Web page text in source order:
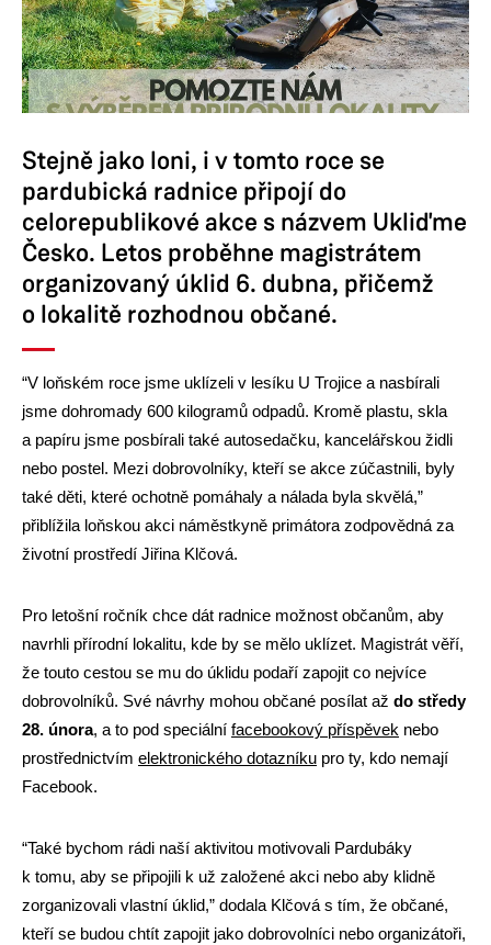
Stejně jako loni, i v tomto roce se
pardubická radnice připojí do
celorepublikové akce s názvem Ukliďme
Česko. Letos proběhne magistrátem
organizovaný úklid 6. dubna, přičemž
o lokalitě rozhodnou občané.
“V loňském roce jsme uklízeli v lesíku U Trojice a nasbírali
jsme dohromady 600 kilogramů odpadů. Kromě plastu, skla
a papíru jsme posbírali také autosedačku, kancelářskou židli
nebo postel. Mezi dobrovolníky, kteří se akce zúčastnili, byly
také děti, které ochotně pomáhaly a nálada byla skvělá,”
přiblížila loňskou akci náměstkyně primátora zodpovědná za
životní prostředí Jiřina Klčová.
Pro letošní ročník chce dát radnice možnost občanům, aby
navrhli přírodní lokalitu, kde by se mělo uklízet. Magistrát věří,
že touto cestou se mu do úklidu podaří zapojit co nejvíce
dobrovolníků. Své návrhy mohou občané posílat až do středy
28. února, a to pod speciální facebookový příspěvek nebo
prostřednictvím elektronického dotazníku pro ty, kdo nemají
Facebook.
“Také bychom rádi naší aktivitou motivovali Pardubáky
k tomu, aby se připojili k už založené akci nebo aby klidně
zorganizovali vlastní úklid,” dodala Klčová s tím, že občané,
kteří se budou chtít zapojit jako dobrovolníci nebo organizátoři,